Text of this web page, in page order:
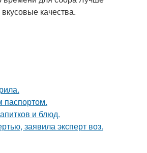
качества.
паспортом.
и блюд.
заявила эксперт воз.